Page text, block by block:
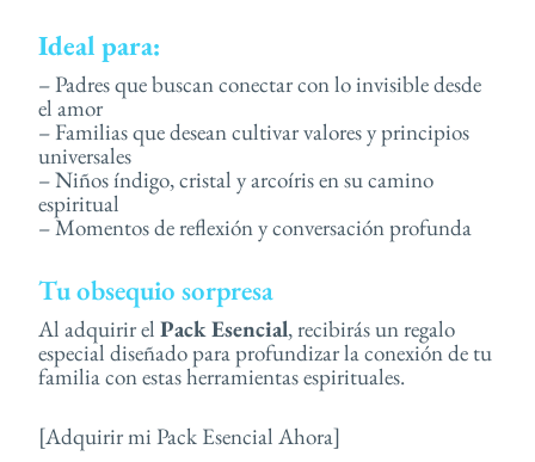
Ideal para:
– Padres que buscan conectar con lo invisible desde
el amor
– Familias que desean cultivar valores y principios
universales
– Niños índigo, cristal y arcoíris en su camino
espiritual
– Momentos de reflexión y conversación profunda
Tu obsequio sorpresa
Al adquirir elPack Esencial, recibirás un regalo
especial diseñado para profundizar la conexión de tu
familia con estas herramientas espirituales.
[Adquirir mi Pack Esencial Ahora]